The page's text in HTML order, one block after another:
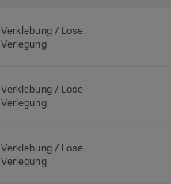
Verklebung / Lose
Verlegung
Verklebung / Lose
Verlegung
Verklebung / Lose
Verlegung